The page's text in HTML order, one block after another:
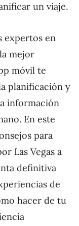
un viaje.
expertos en
mejor
móvil te
planificación y
información
En este
para
Las Vegas a
definitiva
de
hacer de tu